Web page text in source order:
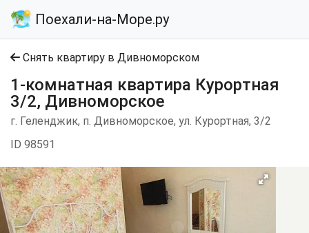
Поехали-на-Море.ру
Снять квартиру в Дивноморском
1-комнатная квартира Курортная
3/2, Дивноморское
г. Геленджик, п. Дивноморское, ул. Курортная, 3/2
ID 98591